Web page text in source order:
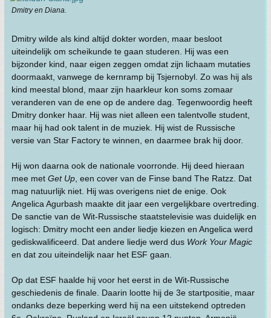
Dmitry en Diana.
Dmitry wilde als kind altijd dokter worden, maar besloot
uiteindelijk om scheikunde te gaan studeren. Hij was een
bijzonder kind, naar eigen zeggen omdat zijn lichaam mutaties
doormaakt, vanwege de kernramp bij Tsjernobyl. Zo was hij als
kind meestal blond, maar zijn haarkleur kon soms zomaar
veranderen van de ene op de andere dag. Tegenwoordig heeft
Dmitry donker haar. Hij was niet alleen een talentvolle student,
maar hij had ook talent in de muziek. Hij wist de Russische
versie van Star Factory te winnen, en daarmee brak hij door.
Hij won daarna ook de nationale voorronde. Hij deed hieraan
mee met Get Up , een cover van de Finse band The Ratzz. Dat
mag natuurlijk niet. Hij was overigens niet de enige. Ook
Angelica Agurbash maakte dit jaar een vergelijkbare overtreding.
De sanctie van de Wit-Russische staatstelevisie was duidelijk en
logisch: Dmitry mocht een ander liedje kiezen en Angelica werd
gediskwalificeerd. Dat andere liedje werd dus Work Your Magic
en dat zou uiteindelijk naar het ESF gaan.
Op dat ESF haalde hij voor het eerst in de Wit-Russische
geschiedenis de finale. Daarin lootte hij de 3e startpositie, maar
ondanks deze beperking werd hij na een uitstekend optreden